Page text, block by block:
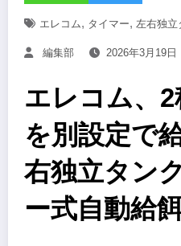
エレコム, タイマー, 左右独立
編集部 2026年3月19日
エレコム、
を別設定で
右独立タン
ー式自動給